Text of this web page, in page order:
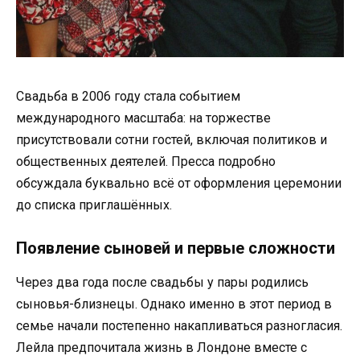
Свадьба в 2006 году стала событием
международного масштаба: на торжестве
присутствовали сотни гостей, включая политиков и
общественных деятелей. Пресса подробно
обсуждала буквально всё от оформления церемонии
до списка приглашённых.
Появление сыновей и первые сложности
Через два года после свадьбы у пары родились
сыновья-близнецы. Однако именно в этот период в
семье начали постепенно накапливаться разногласия.
Лейла предпочитала жизнь в Лондоне вместе с